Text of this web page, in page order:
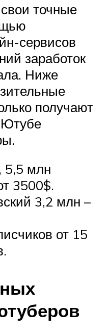
точные
сервисов
заработок
Ниже
получают
Ютубе
5,5 млн
3500$.
3,2 млн –
от 15